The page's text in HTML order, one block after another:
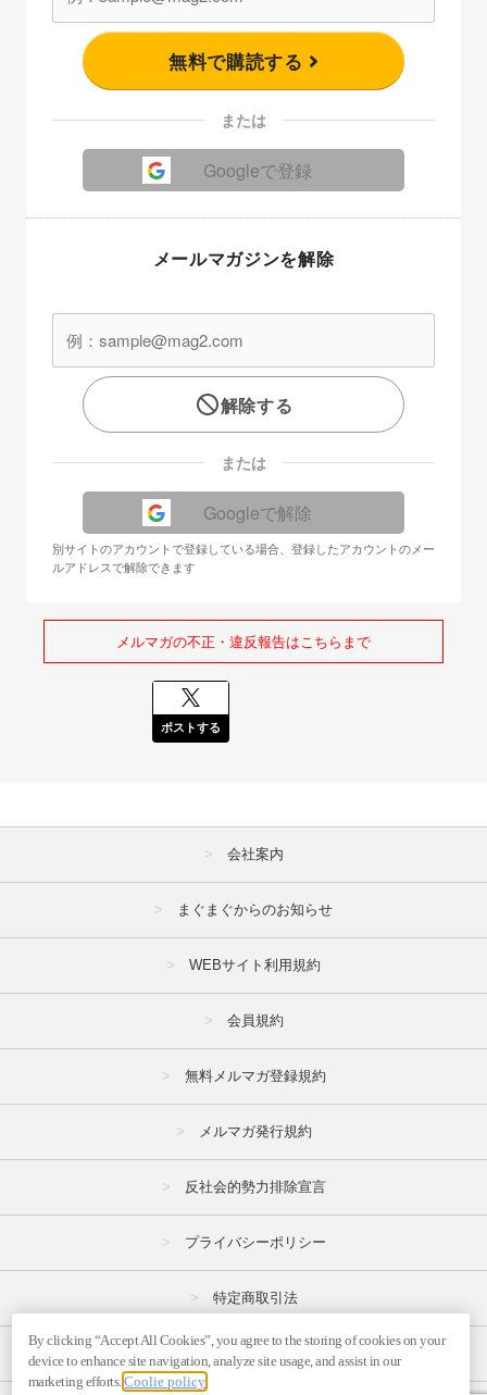
無料で購読する
または
Googleで登録
メールマガジンを解除
解除する
または
Googleで解除
別サイトのアカウントで登録している場合、登録したアカウントのメー
ルアドレスで解除できます
メルマガの不正・違反報告はこちらまで
ポストする
会社案内
まぐまぐからのお知らせ
WEBサイト利用規約
会員規約
無料メルマガ登録規約
メルマガ発行規約
反社会的勢力排除宣言
プライバシーポリシー
特定商取引法
広告掲載はこちら
By clicking “Accept All Cookies”, you agree to the storing of cookies on your
device to enhance site navigation, analyze site usage, and assist in our
marketing efforts.Coolie policy